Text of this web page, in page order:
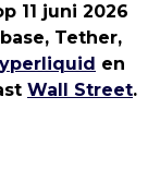
11 juni 2026
Tether,
en
Wall Street.